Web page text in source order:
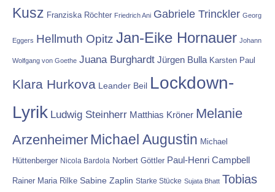
Kusz Franziska Röchter Friedrich Ani Gabriele Trinckler Georg
Eggers Hellmuth Opitz Jan-Eike Hornauer Johann
Wolfgang von Goethe Juana Burghardt Jürgen Bulla Karsten Paul
Klara Hurkova Leander Beil Lockdown-
Lyrik Ludwig Steinherr Matthias Kröner Melanie
Arzenheimer Michael Augustin Michael
Hüttenberger Nicola Bardola Norbert Göttler Paul-Henri Campbell
Rainer Maria Rilke Sabine Zaplin Starke Stücke Sujata Bhatt Tobias